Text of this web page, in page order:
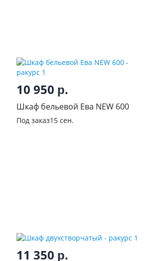
10 950 р.
Шкаф бельевой Ева NEW 600
Под заказ15 сен.
11 350 р.